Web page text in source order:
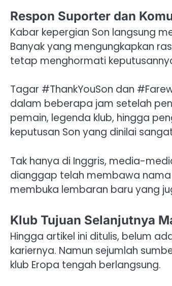
Respon Suporter dan
Kabar kepergian Son langsung
Banyak yang mengungkapkan
tetap menghormati
Tagar #ThankYouSon dan
dalam beberapa jam setelah
pemain, legenda klub, hingga
keputusan Son yang dinilai
Tak hanya di Inggris, media-
dianggap telah membawa nama
membuka lembaran baru yang
Klub Tujuan Selanjutnya
Hingga artikel ini ditulis, belum
kariernya. Namun sejumlah
klub Eropa tengah berlangsung.